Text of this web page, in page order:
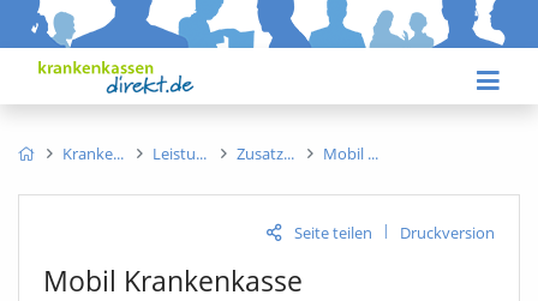
Kranke Leistu Zusatz Mobil
Seite teilen | Druckversion
Mobil Krankenkasse